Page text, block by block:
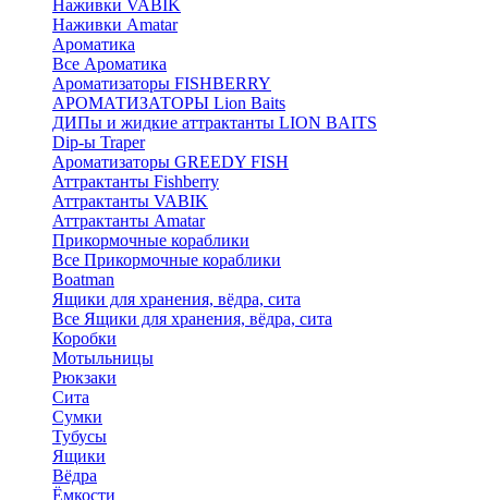
Наживки VABIK
Наживки Amatar
Ароматика
Все Ароматика
Ароматизаторы FISHBERRY
АРОМАТИЗАТОРЫ Lion Baits
ДИПы и жидкие аттрактанты LION BAITS
Dip-ы Traper
Ароматизаторы GREEDY FISH
Аттрактанты Fishberry
Аттрактанты VABIK
Аттрактанты Amatar
Прикормочные кораблики
Все Прикормочные кораблики
Boatman
Ящики для хранения, вёдра, сита
Все Ящики для хранения, вёдра, сита
Коробки
Мотыльницы
Рюкзаки
Сита
Сумки
Тубусы
Ящики
Вёдра
Ёмкости